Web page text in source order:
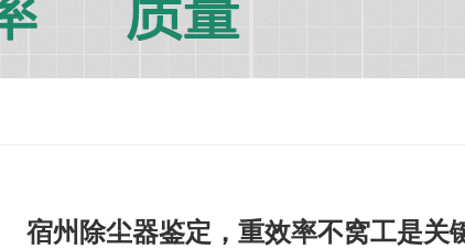
宿州除尘器鉴定，重效率不窝工是关